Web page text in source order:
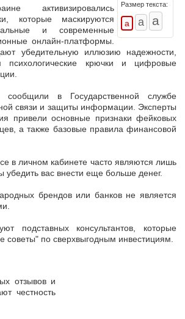
Размер текста:
активизировались
которые маскируются
и современные
онлайн-платформы.
убедительную иллюзию надежности,
психологические крючки и цифровые
в Государственной службе
связи и защиты информации. Эксперты
привели основные признаки фейковых
а также базовые правила финансовой
в личном кабинете часто являются лишь
убедить вас внести еще больше денег.
брендов или банков не является
подставных консультантов, которые
советы" по сверхвыгодным инвестициям.
отзывов и
честность